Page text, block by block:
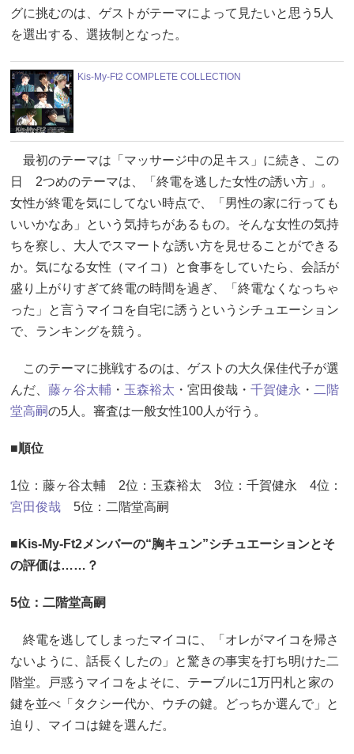
グに挑むのは、ゲストがテーマによって見たいと思う5人
を選出する、選抜制となった。
Kis-My-Ft2 COMPLETE COLLECTION
最初のテーマは「マッサージ中の足キス」に続き、この
日 2つめのテーマは、「終電を逃した女性の誘い方」。
女性が終電を気にしてない時点で、「男性の家に行っても
いいかなあ」という気持ちがあるもの。そんな女性の気持
ちを察し、大人でスマートな誘い方を見せることができる
か。気になる女性（マイコ）と食事をしていたら、会話が
盛り上がりすぎて終電の時間を過ぎ、「終電なくなっちゃ
った」と言うマイコを自宅に誘うというシチュエーション
で、ランキングを競う。
このテーマに挑戦するのは、ゲストの大久保佳代子が選
んだ、 藤ヶ谷太輔 ・ 玉森裕太 ・宮田俊哉・ 千賀健永 ・ 二階
堂高嗣の5人。審査は一般女性100人が行う。
■順位
1位：藤ヶ谷太輔 2位：玉森裕太 3位：千賀健永 4位：
宮田俊哉 5位：二階堂高嗣
■Kis-My-Ft2メンバーの“胸キュン”シチュエーションとそ
の評価は……？
5位：二階堂高嗣
終電を逃してしまったマイコに、「オレがマイコを帰さ
ないように、話長くしたの」と驚きの事実を打ち明けた二
階堂。戸惑うマイコをよそに、テーブルに1万円札と家の
鍵を並べ「タクシー代か、ウチの鍵。どっちか選んで」と
迫り、マイコは鍵を選んだ。